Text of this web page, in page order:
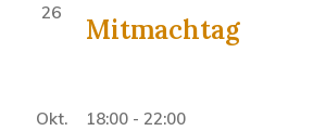
26
Mitmachtag
Okt.
18:00 - 22:00